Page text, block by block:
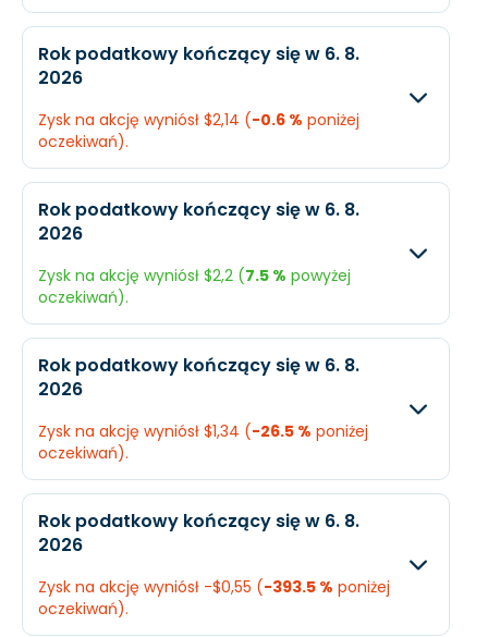
Przychody
Dochód $1,12 mld.
EPS $2,89 N/A
Rok podatkowy kończący się w 6. 8.
2026
Zysk na akcję wyniósł $2,14 (-0.6 % poniżej
oczekiwań).
Przychody
Dochód $826,7 mln.
EPS $2,15 $2,14
Rok podatkowy kończący się w 6. 8.
2026
Zysk na akcję wyniósł $2,2 (7.5 % powyżej
oczekiwań).
Przychody
Dochód $787,7 mln.
EPS $2,05 $2,2
Rok podatkowy kończący się w 6. 8.
2026
Zysk na akcję wyniósł $1,34 (-26.5 % poniżej
oczekiwań).
Przychody
Dochód $697,9 mln.
Rok podatkowy kończący się w 6. 8.
2026
Zysk na akcję wyniósł -$0,55 (-393.5 % poniżej
oczekiwań).